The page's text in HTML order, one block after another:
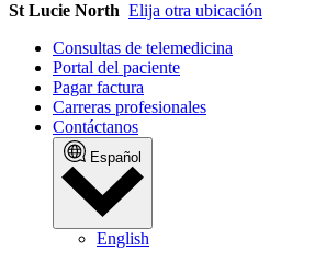
St Lucie North Elija otra ubicación
Consultas de telemedicina
Portal del paciente
Pagar factura
Carreras profesionales
Contáctanos
Español
English